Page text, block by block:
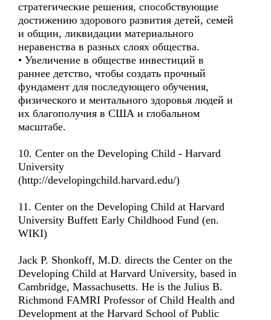
стратегические решения, способствующие
достижению здорового развития детей, семей
и общин, ликвидации материального
неравенства в разных слоях общества.
• Увеличение в обществе инвестиций в
раннее детство, чтобы создать прочный
фундамент для последующего обучения,
физического и ментального здоровья людей и
их благополучия в США и глобальном
масштабе.
10. Center on the Developing Child - Harvard
University
(http://developingchild.harvard.edu/)
11. Center on the Developing Child at Harvard
University Buffett Early Childhood Fund (en.
WIKI)
Jack P. Shonkoff, M.D. directs the Center on the
Developing Child at Harvard University, based in
Cambridge, Massachusetts. He is the Julius B.
Richmond FAMRI Professor of Child Health and
Development at the Harvard School of Public